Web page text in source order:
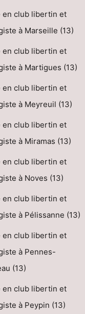
en club libertin et
à Marseille (13)
en club libertin et
à Martigues (13)
en club libertin et
à Meyreuil (13)
en club libertin et
à Miramas (13)
en club libertin et
à Noves (13)
en club libertin et
à Pélissanne (13)
en club libertin et
à Pennes-
(13)
en club libertin et
à Peypin (13)